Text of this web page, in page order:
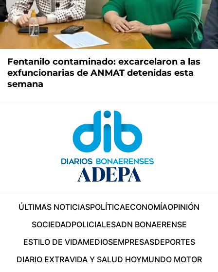
Fentanilo contaminado: excarcelaron a las
exfuncionarias de ANMAT detenidas esta
semana
ÚLTIMAS NOTICIASPOLÍTICAECONOMÍAOPINIÓN
SOCIEDADPOLICIALESADN BONAERENSE
ESTILO DE VIDAMEDIOSEMPRESASDEPORTES
DIARIO EXTRAVIDA Y SALUD HOYMUNDO MOTOR